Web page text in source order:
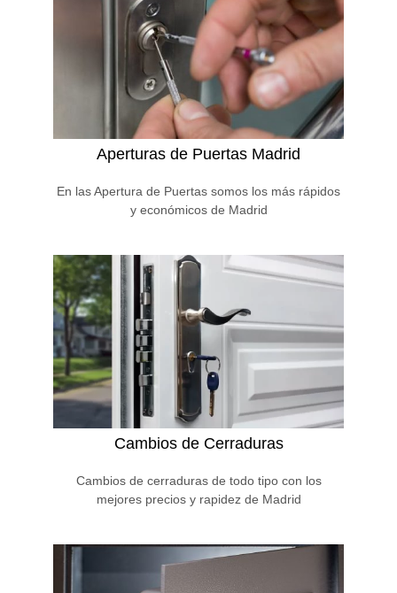
Aperturas de Puertas Madrid
En las Apertura de Puertas somos los más rápidos
y económicos de Madrid
Cambios de Cerraduras
Cambios de cerraduras de todo tipo con los
mejores precios y rapidez de Madrid